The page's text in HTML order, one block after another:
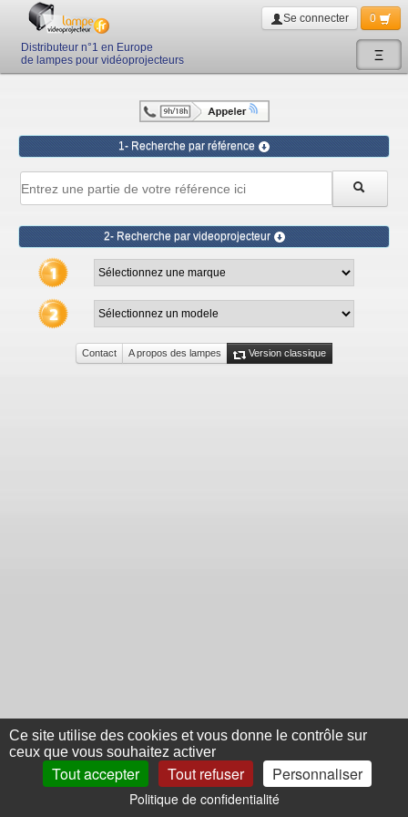
Ξ
Distributeur n°1 en Europe
de lampes pour vidéoprojecteurs
Se connecter 0
1- Recherche par référence
2- Recherche par videoprojecteur
Contact A propos des lampes Version classique
Ce site utilise des cookies et vous donne le contrôle sur
ceux que vous souhaitez activer
Tout accepter Tout refuser Personnaliser
Politique de confidentialité